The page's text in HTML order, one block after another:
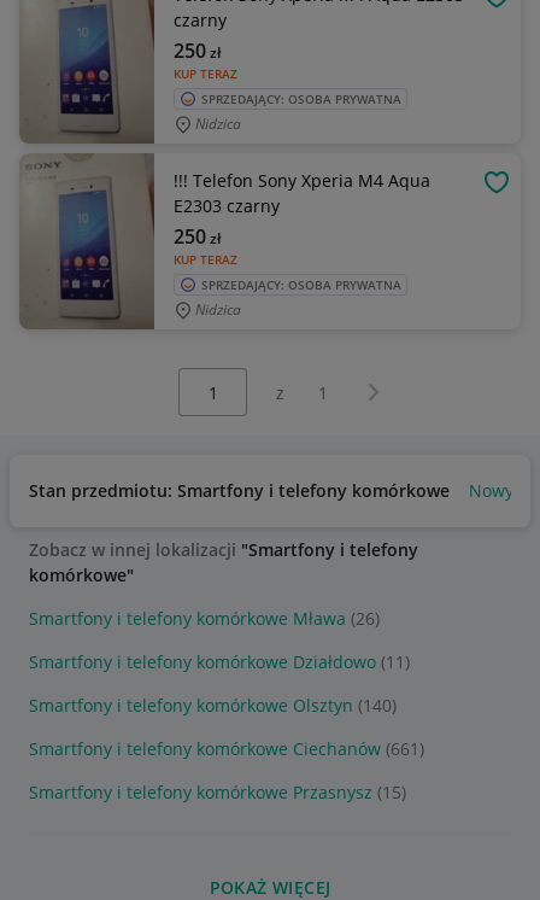
czarny
KUP TERAZ
250zł
SPRZEDAJĄCY: OSOBA PRYWATNA
Nidzica
!!! Telefon Sony Xperia M4 Aqua
E2303 czarny
KUP TERAZ
250zł
SPRZEDAJĄCY: OSOBA PRYWATNA
Nidzica
z 1 Następna strona
Stan przedmiotu: Smartfony i telefony komórkowe Nowy
Zobacz w innej lokalizacji "Smartfony i telefony
komórkowe"
Smartfony i telefony komórkowe Mława (26)
Smartfony i telefony komórkowe Działdowo (11)
Smartfony i telefony komórkowe Olsztyn (140)
Smartfony i telefony komórkowe Ciechanów (661)
Smartfony i telefony komórkowe Przasnysz (15)
POKAŻ WIĘCEJ